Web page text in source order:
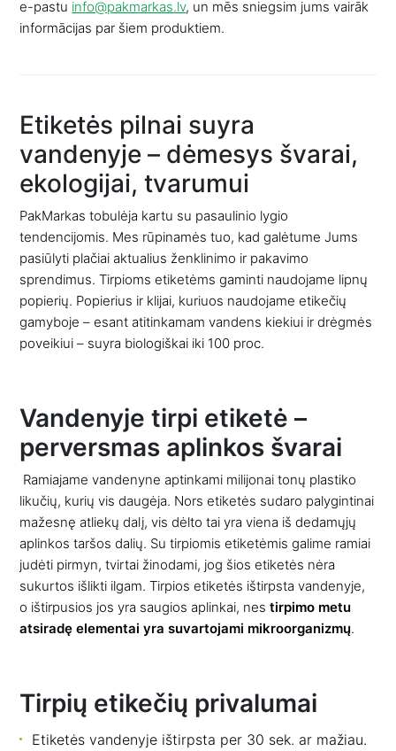
e-pastu info@pakmarkas.lv, un mēs sniegsim jums vairāk
informācijas par šiem produktiem.
Etiketės pilnai suyra
vandenyje – dėmesys švarai,
ekologijai, tvarumui
PakMarkas tobulėja kartu su pasaulinio lygio
tendencijomis. Mes rūpinamės tuo, kad galėtume Jums
pasiūlyti plačiai aktualius ženklinimo ir pakavimo
sprendimus. Tirpioms etiketėms gaminti naudojame lipnų
popierių. Popierius ir klijai, kuriuos naudojame etikečių
gamyboje – esant atitinkamam vandens kiekiui ir drėgmės
poveikiui – suyra biologiškai iki 100 proc.
Vandenyje tirpi etiketė –
perversmas aplinkos švarai
Ramiajame vandenyne aptinkami milijonai tonų plastiko
likučių, kurių vis daugėja. Nors etiketės sudaro palygintinai
mažesnę atliekų dalį, vis dėlto tai yra viena iš dedamųjų
aplinkos taršos dalių. Su tirpiomis etiketėmis galime ramiai
judėti pirmyn, tvirtai žinodami, jog šios etiketės nėra
sukurtos išlikti ilgam. Tirpios etiketės ištirpsta vandenyje,
o ištirpusios jos yra saugios aplinkai, nestirpimo metu
atsiradę elementai yra suvartojami mikroorganizmų.
Tirpių etikečių privalumai
Etiketės vandenyje ištirpsta per 30 sek. ar mažiau.